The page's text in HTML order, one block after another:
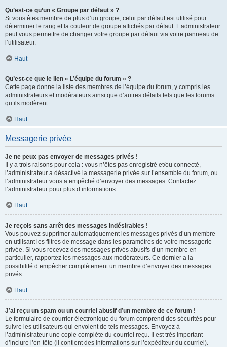
Qu’est-ce qu’un « Groupe par défaut » ?
Si vous êtes membre de plus d’un groupe, celui par défaut est utilisé pour
déterminer le rang et la couleur de groupe affichés par défaut. L’administrateur
peut vous permettre de changer votre groupe par défaut via votre panneau de
l’utilisateur.
Haut
Qu’est-ce que le lien « L’équipe du forum » ?
Cette page donne la liste des membres de l’équipe du forum, y compris les
administrateurs et modérateurs ainsi que d’autres détails tels que les forums
qu’ils modèrent.
Haut
Messagerie privée
Je ne peux pas envoyer de messages privés !
Il y a trois raisons pour cela : vous n’êtes pas enregistré et/ou connecté,
l’administrateur a désactivé la messagerie privée sur l’ensemble du forum, ou
l’administrateur vous a empêché d’envoyer des messages. Contactez
l’administrateur pour plus d’informations.
Haut
Je reçois sans arrêt des messages indésirables !
Vous pouvez supprimer automatiquement les messages privés d’un membre
en utilisant les filtres de message dans les paramètres de votre messagerie
privée. Si vous recevez des messages privés abusifs d’un membre en
particulier, rapportez les messages aux modérateurs. Ce dernier a la
possibilité d’empêcher complètement un membre d’envoyer des messages
privés.
Haut
J’ai reçu un spam ou un courriel abusif d’un membre de ce forum !
Le formulaire de courrier électronique du forum comprend des sécurités pour
suivre les utilisateurs qui envoient de tels messages. Envoyez à
l’administrateur une copie complète du courriel reçu. Il est très important
d’inclure l’en-tête (il contient des informations sur l’expéditeur du courriel).